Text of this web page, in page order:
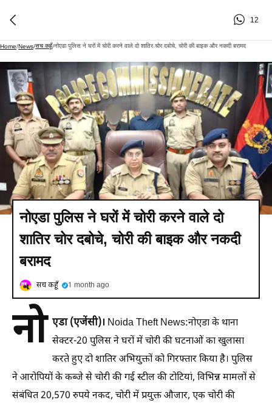
12
Home/News/सच कहूँ/नोएडा पुलिस ने घरों में चोरी करने वाले दो शातिर चोर दबोचे, चोरी की बाइक और नकदी बरामद
नोएडा पुलिस ने घरों में चोरी करने वाले दो
शातिर चोर दबोचे, चोरी की बाइक और नकदी
बरामद
सच कहूँ 1 month ago
नो एडा (एजेंसी)। Noida Theft News:नोएडा के थाना
सेक्टर-20 पुलिस ने घरों में चोरी की घटनाओं का खुलासा
करते हुए दो शातिर अभियुक्तों को गिरफ्तार किया है। पुलिस
ने आरोपियों के कब्जे से चोरी की गई स्टील की टोटियां, विभिन्न मामलों से
संबंधित 20,570 रुपये नकद, चोरी में प्रयुक्त औजार, एक चोरी की